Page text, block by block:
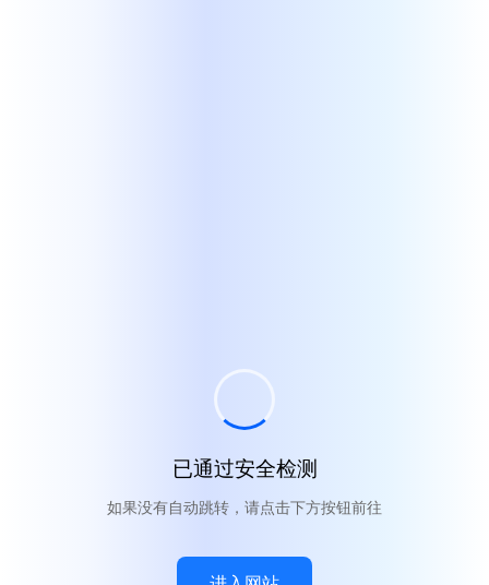
已通过安全检测
如果没有自动跳转，请点击下方按钮前往